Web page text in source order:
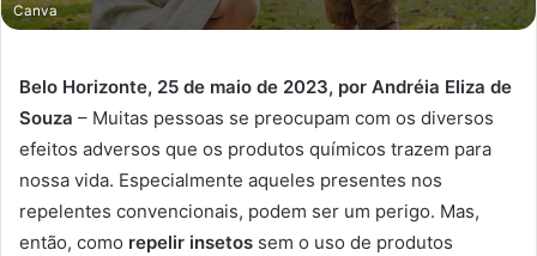
Canva
Belo Horizonte, 25 de maio de 2023, por Andréia Eliza de
Souza – Muitas pessoas se preocupam com os diversos
efeitos adversos que os produtos químicos trazem para
nossa vida. Especialmente aqueles presentes nos
repelentes convencionais, podem ser um perigo. Mas,
então, como repelir insetos sem o uso de produtos